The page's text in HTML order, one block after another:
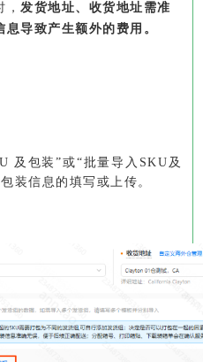
发货地址、收货地址需准
导致产生额外的费用。
及包装”或“批量导入SKU及
装信息的填写或上传。